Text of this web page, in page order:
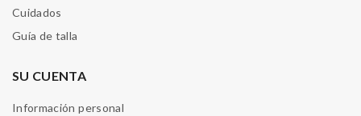
Cuidados
Guía de talla
SU CUENTA
Información personal